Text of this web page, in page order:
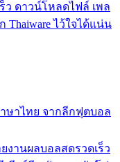
ว ดาวน์โหลดไฟล์ เพล
ไว้ใจได้แน่น
าษาไทย จากลีกฟุตบอล
งานผลบอลสดรวดเร็ว